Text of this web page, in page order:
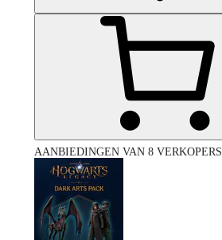
AANBIEDINGEN VAN 8 VERKOPERS